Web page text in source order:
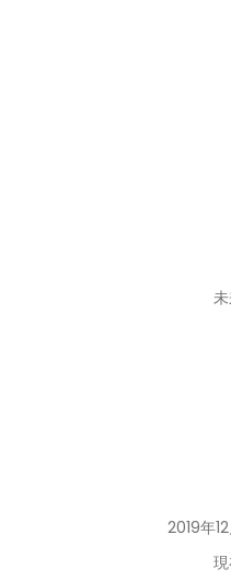
2019年12